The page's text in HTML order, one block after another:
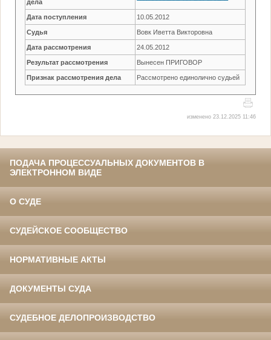
дела
Дата поступления 10.05.2012
Судья Вовк Иветта Викторовна
Дата рассмотрения 24.05.2012
Результат рассмотрения Вынесен ПРИГОВОР
Признак рассмотрения дела Рассмотрено единолично судьей
изменено 23.12.2025 11:46
ПОДАЧА ПРОЦЕССУАЛЬНЫХ ДОКУМЕНТОВ В
ЭЛЕКТРОННОМ ВИДЕ
О СУДЕ
СУДЕЙСКОЕ СООБЩЕСТВО
НОРМАТИВНЫЕ АКТЫ
ДОКУМЕНТЫ СУДА
СУДЕБНОЕ ДЕЛОПРОИЗВОДСТВО